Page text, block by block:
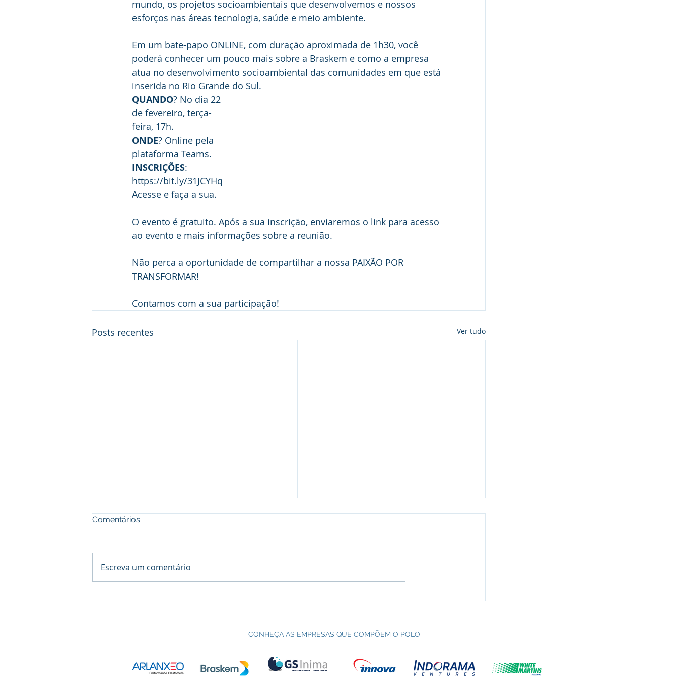
mundo, os projetos socioambientais que desenvolvemos e nossos
esforços nas áreas tecnologia, saúde e meio ambiente.
Em um bate-papo ONLINE, com duração aproximada de 1h30, você
poderá conhecer um pouco mais sobre a Braskem e como a empresa
atua no desenvolvimento socioambiental das comunidades em que está
inserida no Rio Grande do Sul.
QUANDO? No dia 22
de fevereiro, terça-
feira, 17h.
ONDE? Online pela
plataforma Teams.
INSCRIÇÕES:
https://bit.ly/31JCYHq
Acesse e faça a sua.
O evento é gratuito. Após a sua inscrição, enviaremos o link para acesso
ao evento e mais informações sobre a reunião.
Não perca a oportunidade de compartilhar a nossa PAIXÃO POR
TRANSFORMAR!
Contamos com a sua participação!
Posts recentes Ver tudo
Paralímpico!
Comentários
Escreva um comentário
CONHEÇA AS EMPRESAS QUE COMPÕEM O POLO